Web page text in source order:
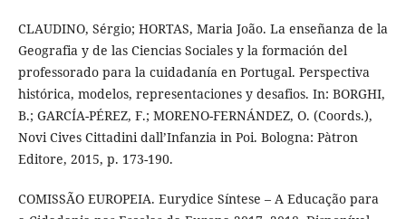
CLAUDINO, Sérgio; HORTAS, Maria João. La enseñanza de la
Geografia y de las Ciencias Sociales y la formación del
professorado para la cuidadanía en Portugal. Perspectiva
histórica, modelos, representaciones y desafios. In: BORGHI,
B.; GARCÍA-PÉREZ, F.; MORENO-FERNÁNDEZ, O. (Coords.),
Novi Cives Cittadini dall’Infanzia in Poi. Bologna: Pàtron
Editore, 2015, p. 173-190.
COMISSÃO EUROPEIA. Eurydice Síntese – A Educação para